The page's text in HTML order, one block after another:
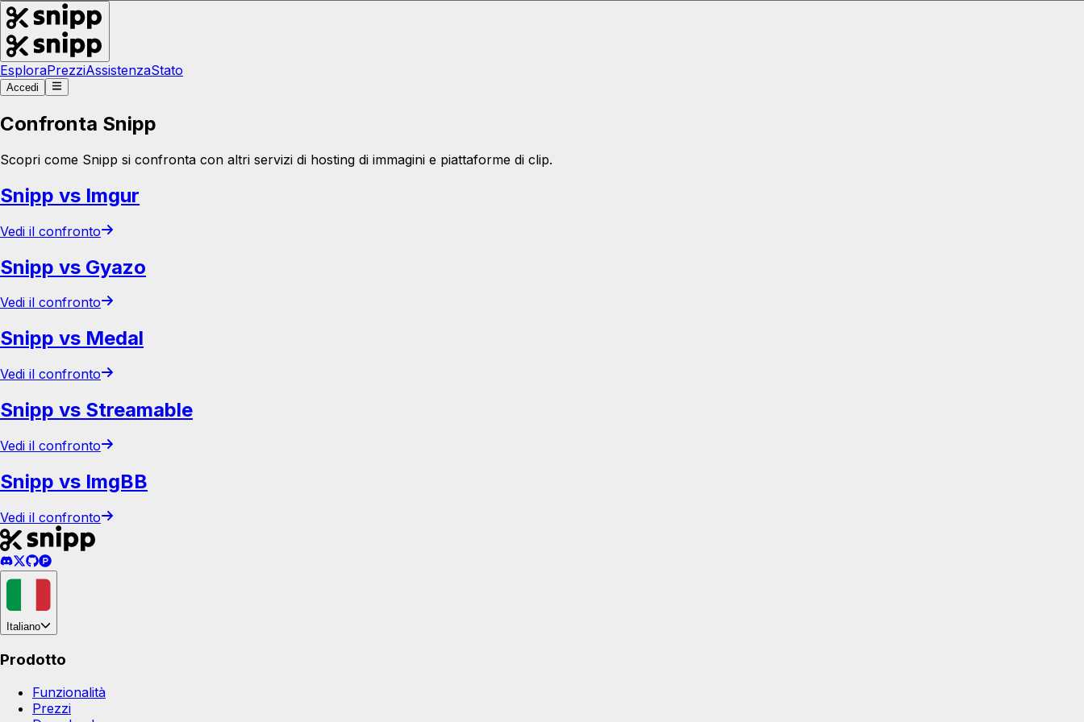
EsploraPrezziAssistenzaStato
Accedi
Confronta Snipp
Scopri come Snipp si confronta con altri servizi di hosting di immagini e piattaforme di clip.
Snipp vs Imgur
Vedi il confronto
Snipp vs Gyazo
Vedi il confronto
Snipp vs Medal
Vedi il confronto
Snipp vs Streamable
Vedi il confronto
Snipp vs ImgBB
Vedi il confronto
Italiano
Prodotto
Funzionalità
Prezzi